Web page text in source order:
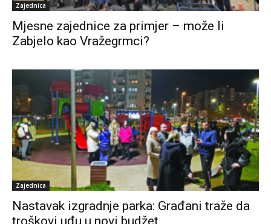
Zajednica
Mjesne zajednice za primjer – može li
Zabjelo kao Vražegrmci?
Zajednica
Nastavak izgradnje parka: Građani traže da